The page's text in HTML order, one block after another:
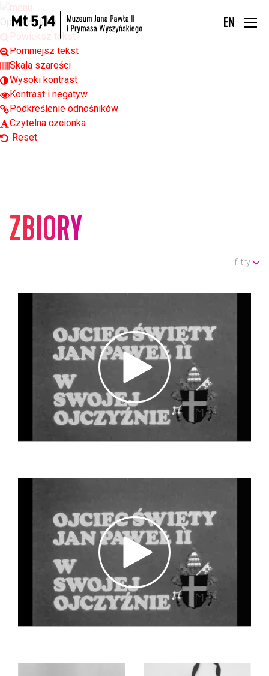
Open toolbar
Opcje widoku
Powiększ tekst
Pomniejsz tekst
Skala szarości
Wysoki kontrast
Kontrast i negatyw
Podkreślenie odnośników
Czytelna czcionka
Reset
EN
ZBIORY
filtry